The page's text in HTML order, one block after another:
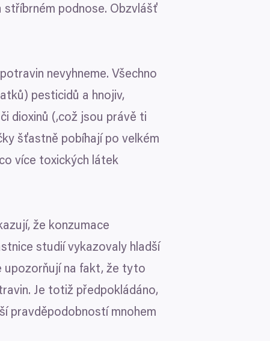
reklamy a obsah,
kdo vaše údaje používá a
metrů
prstu)
. Svůj souhlas
využíváme soubory
důsledku toho, že
Marketingové
podnose. Obzvlášť
nevyhneme. Všechno
pesticidů a hnojiv,
či dioxinů (,což jsou právě ti
šťastně pobíhají po velkém
více toxických látek
že konzumace
studií vykazovaly hladší
upozorňují na fakt, že tyto
Je totiž předpokládáno,
pravděpodobností mnohem